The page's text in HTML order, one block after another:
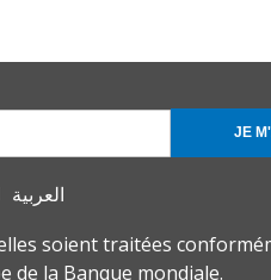
العربية
soient traitées
de la Banque mondiale.
JE